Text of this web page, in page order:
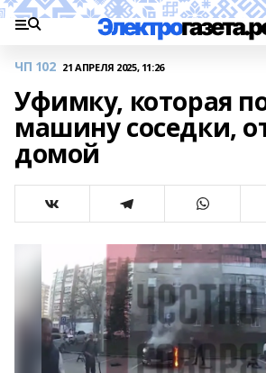
ЧП 102 21 АПРЕЛЯ 2025, 11:26
Уфимку, которая
машину соседки,
домой